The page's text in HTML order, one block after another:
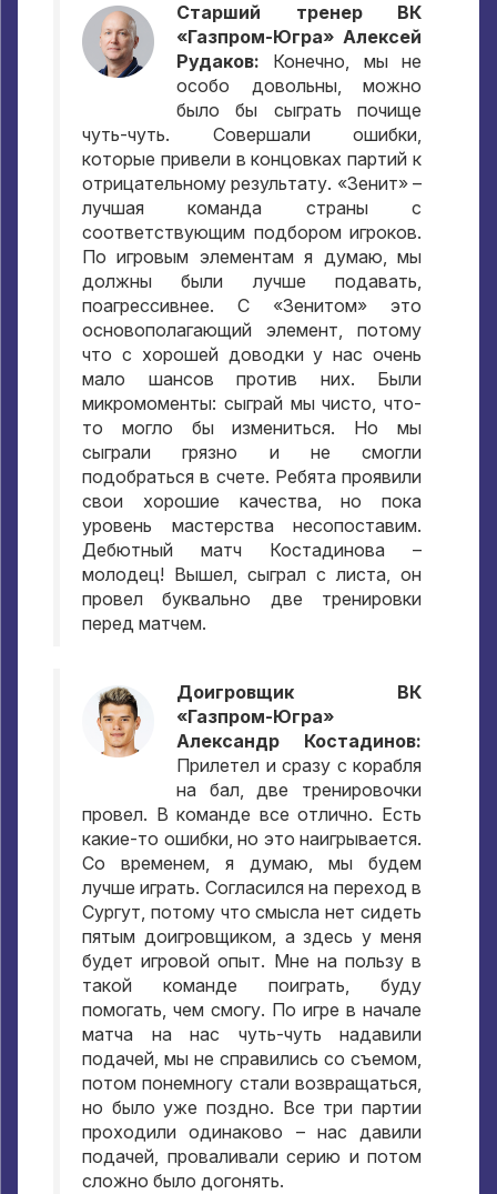
Старший тренер ВК
«Газпром-Югра» Алексей
Рудаков: Конечно, мы не
особо довольны, можно
было бы сыграть почище
чуть-чуть. Совершали ошибки,
которые привели в концовках партий к
отрицательному результату. «Зенит» –
лучшая команда страны с
соответствующим подбором игроков.
По игровым элементам я думаю, мы
должны были лучше подавать,
поагрессивнее. С «Зенитом» это
основополагающий элемент, потому
что с хорошей доводки у нас очень
мало шансов против них. Были
микромоменты: сыграй мы чисто, что-
то могло бы измениться. Но мы
сыграли грязно и не смогли
подобраться в счете. Ребята проявили
свои хорошие качества, но пока
уровень мастерства несопоставим.
Дебютный матч Костадинова –
молодец! Вышел, сыграл с листа, он
провел буквально две тренировки
перед матчем.
Доигровщик ВК
«Газпром-Югра»
Александр Костадинов:
Прилетел и сразу с корабля
на бал, две тренировочки
провел. В команде все отлично. Есть
какие-то ошибки, но это наигрывается.
Со временем, я думаю, мы будем
лучше играть. Согласился на переход в
Сургут, потому что смысла нет сидеть
пятым доигровщиком, а здесь у меня
будет игровой опыт. Мне на пользу в
такой команде поиграть, буду
помогать, чем смогу. По игре в начале
матча на нас чуть-чуть надавили
подачей, мы не справились со съемом,
потом понемногу стали возвращаться,
но было уже поздно. Все три партии
проходили одинаково – нас давили
подачей, проваливали серию и потом
сложно было догонять.